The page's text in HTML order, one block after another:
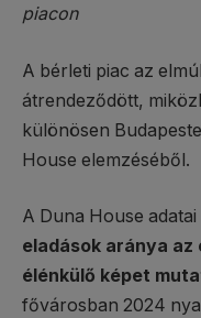
piacon
A bérleti piac az
átrendeződött,
különösen
House elemzéséből.
A Duna House adatai
eladások aránya az
élénkülő képet
fővárosban 2024